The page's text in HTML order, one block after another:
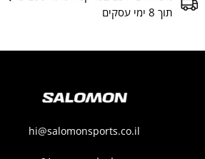
תוך 8 ימי עסקים
hi@salomonsports.co.il